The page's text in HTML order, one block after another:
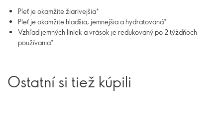
Pleť je okamžite žiarivejšia*
Pleť je okamžite hladšia, jemnejšia a hydratovaná*
Vzhľad jemných liniek a vrások je redukovaný po 2 týždňoch
používania*
Ostatní si tiež kúpili